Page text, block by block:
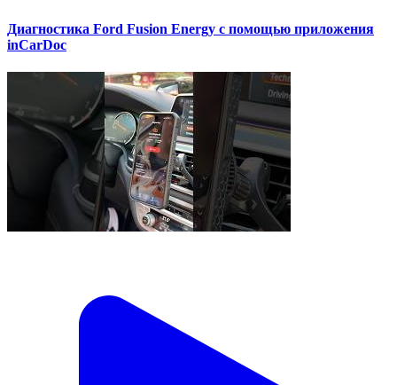
Диагностика Ford Fusion Energy с помощью приложения
inCarDoc